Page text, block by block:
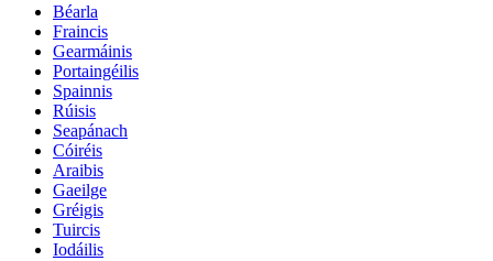
Béarla
Fraincis
Gearmáinis
Portaingéilis
Spainnis
Rúisis
Seapánach
Cóiréis
Araibis
Gaeilge
Gréigis
Tuircis
Iodáilis